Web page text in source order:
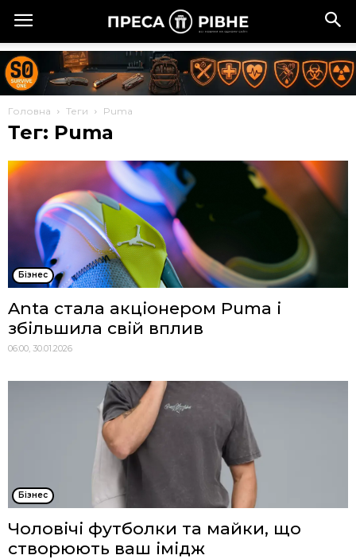
Головна Теги Puma
Тег: Puma
Бізнес
Anta стала акціонером Puma і
збільшила свій вплив
06:00, 30.01.2026
Бізнес
Чоловічі футболки та майки, що
створюють ваш імідж